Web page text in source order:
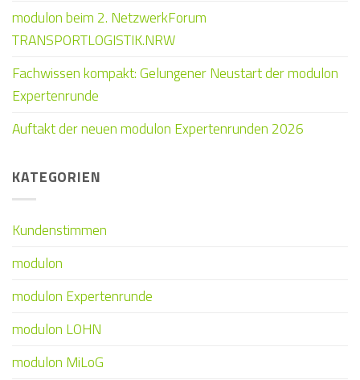
modulon beim 2. NetzwerkForum
TRANSPORTLOGISTIK.NRW
Fachwissen kompakt: Gelungener Neustart der modulon
Expertenrunde
Auftakt der neuen modulon Expertenrunden 2026
KATEGORIEN
Kundenstimmen
modulon
modulon Expertenrunde
modulon LOHN
modulon MiLoG